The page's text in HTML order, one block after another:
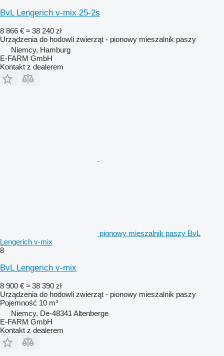
BvL Lengerich v-mix 25-2s
8 866 € ≈ 38 240 zł
Urządzenia do hodowli zwierząt - pionowy mieszalnik paszy
Niemcy, Hamburg
E-FARM GmbH
Kontakt z dealerem
pionowy mieszalnik paszy BvL
Lengerich v-mix
8
BvL Lengerich v-mix
8 900 € ≈ 38 390 zł
Urządzenia do hodowli zwierząt - pionowy mieszalnik paszy
Pojemność 10 m³
Niemcy, De-48341 Altenberge
E-FARM GmbH
Kontakt z dealerem